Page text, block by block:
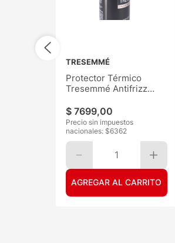
TRESEMMÉ
Protector Térmico
Tresemmé Antifrizz
$ 7699,00
Precio sin impuestos
nacionales: $6362
1
AGREGAR AL CARRITO